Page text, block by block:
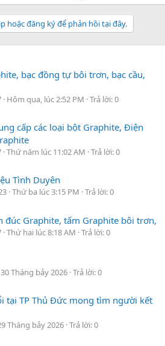
hoặc đăng ký để phản hồi tại đây.
bạc đồng tự bôi trơn, bạc cầu,
Hôm qua, lúc 2:52 PM Trả lời: 0
cấp các loại bột Graphite, Điện
Thứ năm lúc 11:02 AM Trả lời: 0
Tình Duyên
Thứ ba lúc 3:15 PM Trả lời: 0
đúc Graphite, tấm Graphite bôi trơn,
Thứ hai lúc 8:18 AM Trả lời: 0
30 Tháng bảy 2026 Trả lời: 0
tại TP Thủ Đức mong tìm người kết
Tháng bảy 2026 Trả lời: 0